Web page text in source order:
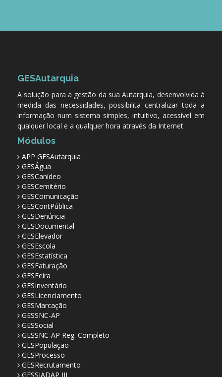
GESAutarquia
A solução para a gestão da sua Autarquia, desenvolvida à
medida das necessidades, possibilita centralizar toda a
informação num sistema simples, intuitivo, acessível em
qualquer local e a qualquer hora através da Internet.
Módulos
APP GESAutarquia
GESÁgua
GESCanídeo
GESCemitério
GESComunicação
GESContPública
GESDenúncia
GESDocumental
GESElevador
GESEscola
GESEstatística
GESFaturação
GESFeira
GESInventário
GESLicenciamento
GESMarcação
GESSNC-AP
GESSocial
GESSNC-AP Reg. Completo
GESPopulação
GESProcesso
GESRecrutamento
GESSIADAP III